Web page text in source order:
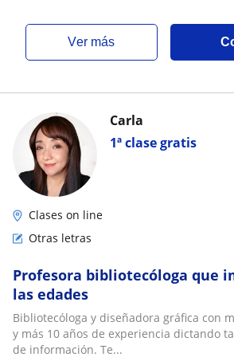
ver más
1ª clase gratis
Carla
Clases on line
Otras letras
Profesora bibliotecóloga que
las edades
Bibliotecóloga y diseñadora gráfica con
y más 10 años de experiencia dictando
de información. Te...